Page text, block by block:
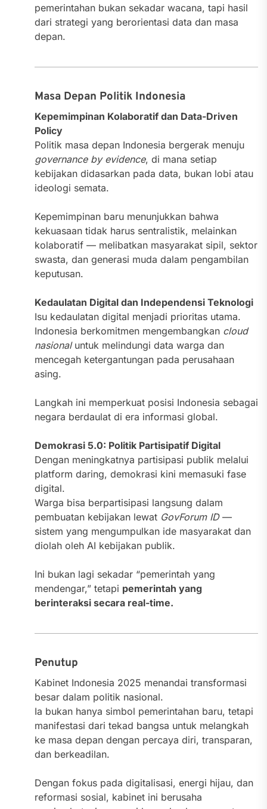
pemerintahan bukan sekadar wacana, tapi hasil
dari strategi yang berorientasi data dan masa
depan.
Masa Depan Politik Indonesia
Kepemimpinan Kolaboratif dan Data-Driven
Policy
Politik masa depan Indonesia bergerak menuju
governance by evidence, di mana setiap
kebijakan didasarkan pada data, bukan lobi atau
ideologi semata.
Kepemimpinan baru menunjukkan bahwa
kekuasaan tidak harus sentralistik, melainkan
kolaboratif — melibatkan masyarakat sipil, sektor
swasta, dan generasi muda dalam pengambilan
keputusan.
Kedaulatan Digital dan Independensi Teknologi
Isu kedaulatan digital menjadi prioritas utama.
Indonesia berkomitmen mengembangkan cloud
nasionaluntuk melindungi data warga dan
mencegah ketergantungan pada perusahaan
asing.
Langkah ini memperkuat posisi Indonesia sebagai
negara berdaulat di era informasi global.
Demokrasi 5.0: Politik Partisipatif Digital
Dengan meningkatnya partisipasi publik melalui
platform daring, demokrasi kini memasuki fase
digital.
Warga bisa berpartisipasi langsung dalam
pembuatan kebijakan lewat GovForum ID—
sistem yang mengumpulkan ide masyarakat dan
diolah oleh AI kebijakan publik.
Ini bukan lagi sekadar “pemerintah yang
mendengar,” tetapi pemerintah yang
berinteraksi secara real-time.
Penutup
Kabinet Indonesia 2025 menandai transformasi
besar dalam politik nasional.
Ia bukan hanya simbol pemerintahan baru, tetapi
manifestasi dari tekad bangsa untuk melangkah
ke masa depan dengan percaya diri, transparan,
dan berkeadilan.
Dengan fokus pada digitalisasi, energi hijau, dan
reformasi sosial, kabinet ini berusaha